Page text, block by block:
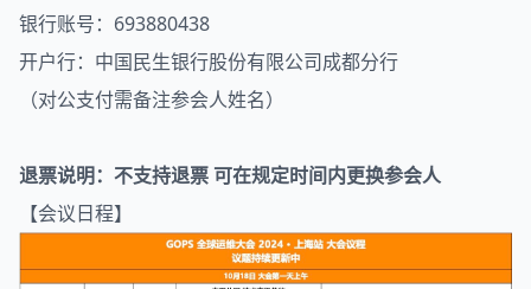
银行账号：693880438
开户行：中国民生银行股份有限公司成都分行
（对公支付需备注参会人姓名）
退票说明：不支持退票 可在规定时间内更换参会人
【会议日程】